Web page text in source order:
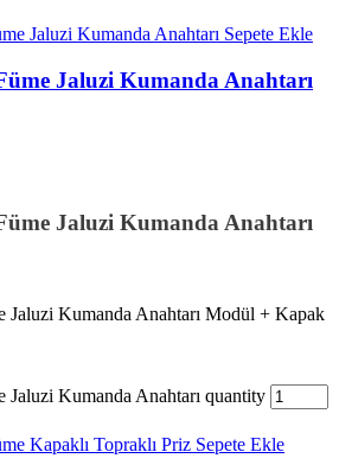
Sepete Ekle
Jaluzi Kumanda Anahtarı
Jaluzi Kumanda Anahtarı
Jaluzi Kumanda Anahtarı Modül + Kapak
Jaluzi Kumanda Anahtarı quantity
Sepete Ekle